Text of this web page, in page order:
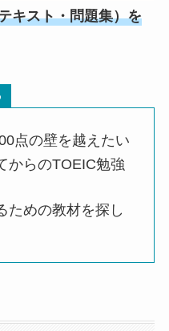
キスト・問題集）を
点の壁を越えたい
からのTOEIC勉強
ための教材を探し